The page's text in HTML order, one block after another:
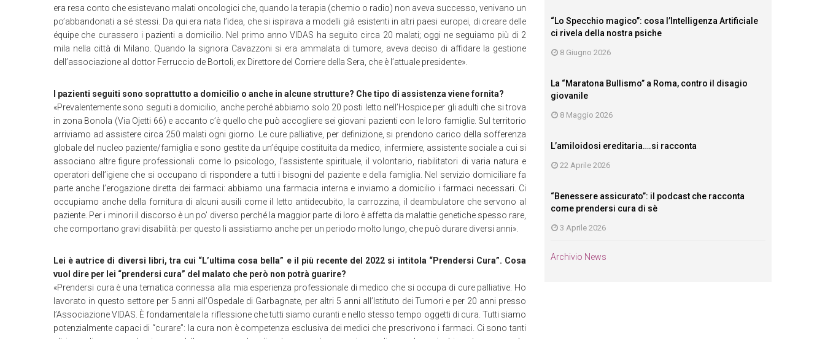
era resa conto che esistevano malati oncologici che, quando la terapia (chemio o radio) non aveva successo, venivano un
po’abbandonati a sé stessi. Da qui era nata l’idea, che si ispirava a modelli già esistenti in altri paesi europei, di creare delle
équipe che curassero i pazienti a domicilio. Nel primo anno VIDAS ha seguito circa 20 malati; oggi ne seguiamo più di 2
mila nella città di Milano. Quando la signora Cavazzoni si era ammalata di tumore, aveva deciso di affidare la gestione
dell’associazione al dottor Ferruccio de Bortoli, ex Direttore del Corriere della Sera, che è l’attuale presidente».
I pazienti seguiti sono soprattutto a domicilio o anche in alcune strutture? Che tipo di assistenza viene fornita?
«Prevalentemente sono seguiti a domicilio, anche perché abbiamo solo 20 posti letto nell’Hospice per gli adulti che si trova
in zona Bonola (Via Ojetti 66) e accanto c’è quello che può accogliere sei giovani pazienti con le loro famiglie. Sul territorio
arriviamo ad assistere circa 250 malati ogni giorno. Le cure palliative, per definizione, si prendono carico della sofferenza
globale del nucleo paziente/famiglia e sono gestite da un’équipe costituita da medico, infermiere, assistente sociale a cui si
associano altre figure professionali come lo psicologo, l’assistente spirituale, il volontario, riabilitatori di varia natura e
operatori dell’igiene che si occupano di rispondere a tutti i bisogni del paziente e della famiglia. Nel servizio domiciliare fa
parte anche l’erogazione diretta dei farmaci: abbiamo una farmacia interna e inviamo a domicilio i farmaci necessari. Ci
occupiamo anche della fornitura di alcuni ausili come il letto antidecubito, la carrozzina, il deambulatore che servono al
paziente. Per i minori il discorso è un po’ diverso perché la maggior parte di loro è affetta da malattie genetiche spesso rare,
che comportano gravi disabilità: per questo li assistiamo anche per un periodo molto lungo, che può durare diversi anni».
Lei è autrice di diversi libri, tra cui “L’ultima cosa bella” e il più recente del 2022 si intitola “Prendersi Cura”. Cosa
vuol dire per lei “prendersi cura” del malato che però non potrà guarire?
«Prendersi cura è una tematica connessa alla mia esperienza professionale di medico che si occupa di cure palliative. Ho
lavorato in questo settore per 5 anni all’Ospedale di Garbagnate, per altri 5 anni all’Istituto dei Tumori e per 20 anni presso
l’Associazione VIDAS. È fondamentale la riflessione che tutti siamo curanti e nello stesso tempo oggetti di cura. Tutti siamo
potenzialmente capaci di “curare”: la cura non è competenza esclusiva dei medici che prescrivono i farmaci. Ci sono tanti
“Lo Specchio magico”: cosa l’Intelligenza Artificiale
ci rivela della nostra psiche
8 Giugno 2026
La “Maratona Bullismo” a Roma, contro il disagio
giovanile
8 Maggio 2026
L’amiloidosi ereditaria….si racconta
22 Aprile 2026
“Benessere assicurato”: il podcast che racconta
come prendersi cura di sè
3 Aprile 2026
Archivio News